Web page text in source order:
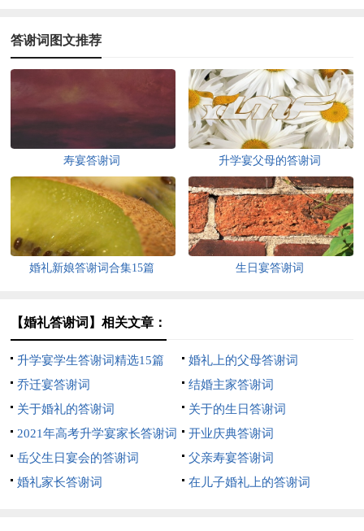
答谢词图文推荐
寿宴答谢词 升学宴父母的答谢词
婚礼新娘答谢词合集15篇 生日宴答谢词
【婚礼答谢词】相关文章：
升学宴学生答谢词精选15篇
婚礼上的父母答谢词
乔迁宴答谢词
结婚主家答谢词
关于婚礼的答谢词
关于的生日答谢词
2021年高考升学宴家长答谢词
开业庆典答谢词
岳父生日宴会的答谢词
父亲寿宴答谢词
婚礼家长答谢词
在儿子婚礼上的答谢词